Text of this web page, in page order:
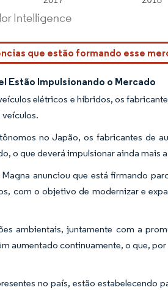
conforme CC BY 4.0.
que estão formando esse
Estão Impulsionando o Mercado
elétricos e híbridos, os
veículos.
no Japão, os fabricantes de
o que deverá impulsionar ainda mais
anunciou que está firmando
com o objetivo de modernizar e
ambientais, juntamente com a
aumentado continuamente, o que,
no país, estão estabelecendo